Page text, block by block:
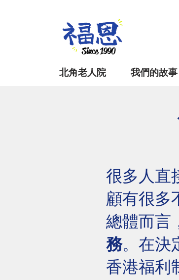
Since 1990
北角老人院 我們的故事
很多人直
顧有很多
總體而言
務。在決
香港福利